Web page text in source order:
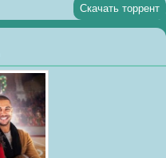
Скачать торрент